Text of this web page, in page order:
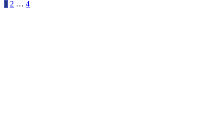
1 2 … 4